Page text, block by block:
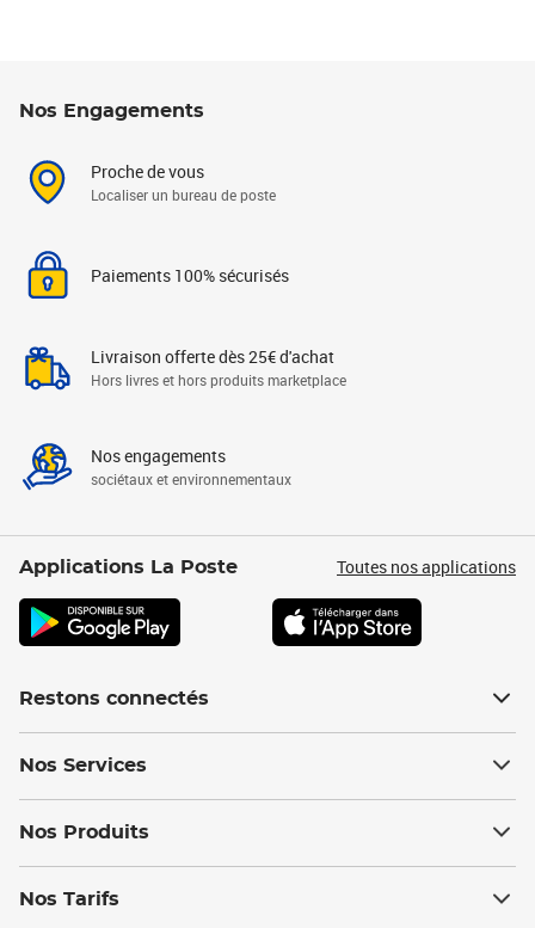
Nos Engagements
Proche de vous
Localiser un bureau de poste
Paiements 100% sécurisés
Livraison offerte dès 25€ d'achat
Hors livres et hors produits marketplace
Nos engagements
sociétaux et environnementaux
Applications La Poste Toutes nos applications
Restons connectés
Nos Services
Nos Produits
Nos Tarifs